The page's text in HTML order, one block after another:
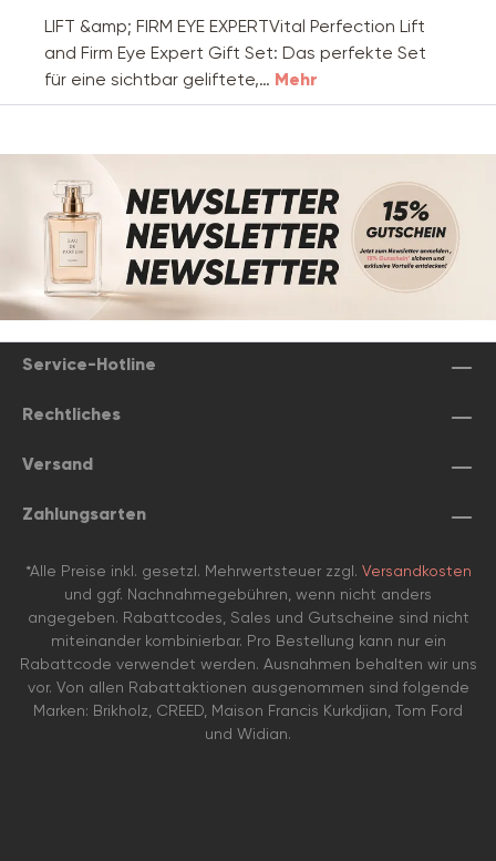
LIFT &amp; FIRM EYE EXPERTVital Perfection Lift
and Firm Eye Expert Gift Set: Das perfekte Set
für eine sichtbar geliftete,… Mehr
Service-Hotline
Rechtliches
Versand
Zahlungsarten
*Alle Preise inkl. gesetzl. Mehrwertsteuer zzgl. Versandkosten
und ggf. Nachnahmegebühren, wenn nicht anders
angegeben. Rabattcodes, Sales und Gutscheine sind nicht
miteinander kombinierbar. Pro Bestellung kann nur ein
Rabattcode verwendet werden. Ausnahmen behalten wir uns
vor. Von allen Rabattaktionen ausgenommen sind folgende
Marken: Brikholz, CREED, Maison Francis Kurkdjian, Tom Ford
und Widian.